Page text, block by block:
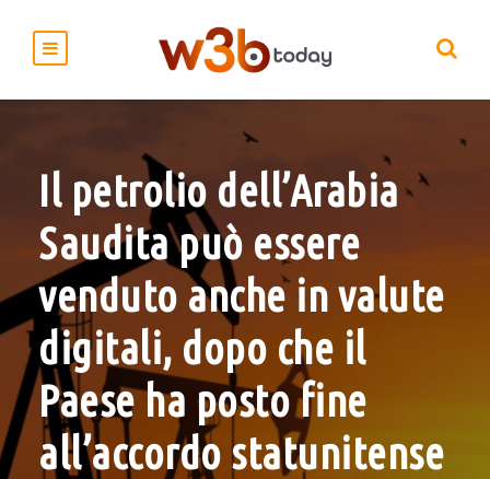
Il petrolio dell’Arabia
Saudita può essere
venduto anche in valute
digitali, dopo che il
Paese ha posto fine
all’accordo statunitense